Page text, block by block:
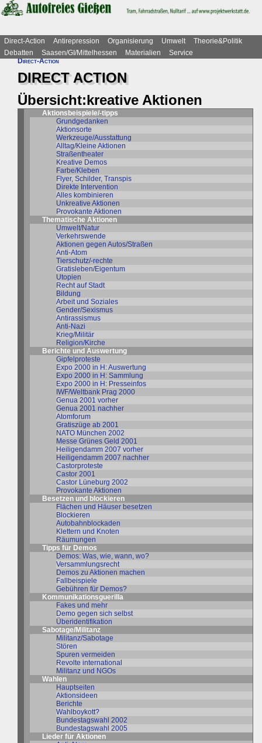
Direct-Action Antirepression Organisierung Umwelt
Theorie&Politik
Debatten
Saasen/GI/Mittelhessen Materialien
Service
Direct-Action
DIRECT ACTION
Übersicht:kreative Aktionen
Aktionsbeispiele/-tipps
Grundgedanken
Aktionsorte
Werkzeuge/Ausstattung
Alltag/Kleine Aktionen
Straßentheater
Kreative Demos
Farbe/Kleben
Flyer, Schilder, Transpis
Direkte Intervention
Alles kombinieren
Unkreative Aktionen
Provokante Aktionen
Thematische Aktionen
Umwelt/Natur
Verkehrswende
Aktionen gegen Autos/Straßen
Anti-Atom
Tierschutz/-rechte
Gratisleben/Eigentum
Utopien
Recht auf Stadt
Bildung
Arbeit und Soziales
Gender/Sexismus
Antirassismus
Anti-Nazi
Krieg/Militär
Religion/Kirche
Berichte und Auswertung
Gipfelproteste
Expo 2000 in H: Auswertung
Expo 2000 in H: Sammlung
Expo 2000 in H: Presseinfos
IWF/Weltbank Prag 2000
Genua 2001 vorher
Genua 2001 nachher
Atomforum
Gratiszüge ab 2001
NATO München 2002
Messe Grünes Geld 2001
Heiligendamm 2007 vorher
Heiligendamm 2007 nachher
Castorproteste
Castor 2001
Castor Lüneburg 2002
Provokante Aktionen
Besetzen und blockieren
Flächen und Häuser besetzen
Blockieren
Autobahnblockaden
Klettern und Knoten
Räumungen
Tipps für Demos
Demos: Was, wie, wann, wo?
Versammlungsrecht
Demos zu Aktionen machen
Fallbeispiele
Gebühren für Demos?
Kommunikationsguerilla
Fakes und mehr
Demo gegen sich selbst
Überidentifikation
Sabotage/Militanz
Militanz/Sabotage
Stören
Spuren vermeiden
Revolte international
Militanz und NGOs
Wahlen
Hauptseiten
Aktionsideen
Berichte
Wahlboykott?
Bundestagswahl 2002
Bundestagswahl 2005
Lieder für Aktionen